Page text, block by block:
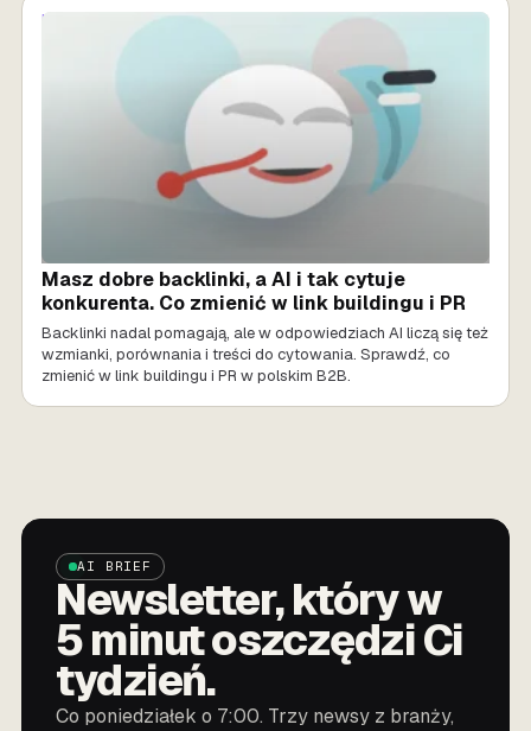
MARKETING AI
Masz dobre backlinki, a AI i tak cytuje
konkurenta. Co zmienić w link buildingu i PR
Backlinki nadal pomagają, ale w odpowiedziach AI liczą się też
wzmianki, porównania i treści do cytowania. Sprawdź, co
zmienić w link buildingu i PR w polskim B2B.
AI BRIEF
Newsletter, który w
5 minut oszczędzi Ci
tydzień.
Co poniedziałek o 7:00. Trzy newsy z branży,